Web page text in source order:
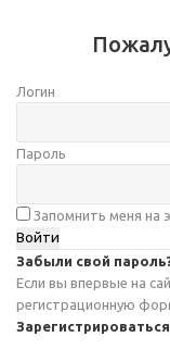
Логин
Пароль
Запомнить меня на
Забыли свой
Если вы впервые на
регистрационную
Зарегистрироваться